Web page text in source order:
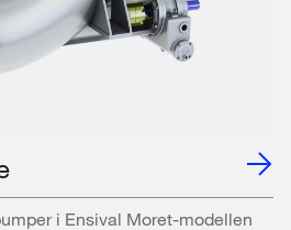
i Ensival Moret-modellen